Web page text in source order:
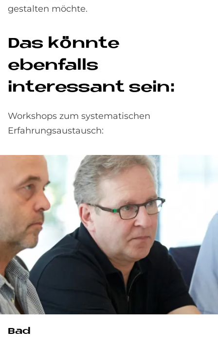
gestalten möchte.
Das könnte
ebenfalls
interessant sein:
Workshops zum systematischen
Erfahrungsaustausch:
Bad